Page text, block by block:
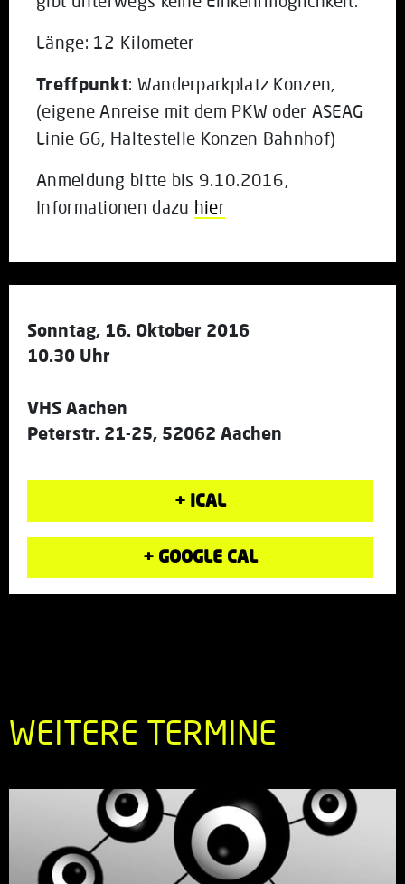
Länge: 12 Kilometer
Treffpunkt: Wanderparkplatz Konzen,
(eigene Anreise mit dem PKW oder ASEAG
Linie 66, Haltestelle Konzen Bahnhof)
Anmeldung bitte bis 9.10.2016,
Informationen dazu hier
Sonntag, 16. Oktober 2016
10.30 Uhr
VHS Aachen
Peterstr. 21-25, 52062 Aachen
+ ICAL
+ GOOGLE CAL
WEITERE TERMINE